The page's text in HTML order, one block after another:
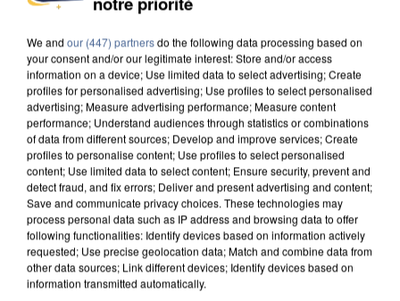
DE SOLIDARITÉ AVEC LES...
We and our (447) partnersdo the following data processing based on
your consent and/or our legitimate interest: Store and/or access
information on a device; Use limited data to select advertising; Create
profiles for personalised advertising; Use profiles to select personalised
advertising; Measure advertising performance; Measure content
performance; Understand audiences through statistics or combinations
of data from different sources; Develop and improve services; Create
profiles to personalise content; Use profiles to select personalised
content; Use limited data to select content; Ensure security, prevent and
detect fraud, and fix errors; Deliver and present advertising and content;
Save and communicate privacy choices. These technologies may
process personal data such as IP address and browsing data to offer
following functionalities: Identify devices based on information actively
requested; Use precise geolocation data; Match and combine data from
other data sources; Link different devices; Identify devices based on
information transmitted automatically.